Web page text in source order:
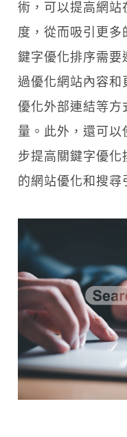
術，可以提高網站
度，從而吸引更多
鍵字優化排序需要
過優化網站內容和
優化外部連結等方
量。此外，還可以
步提高關鍵字優化
的網站優化和搜尋